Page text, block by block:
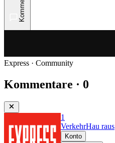
Express · Community
Kommentare · 0
1
VerkehrHau raus
Konto